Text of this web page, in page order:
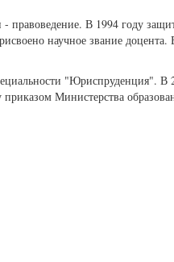
В 1994 году
научное звание доцента.
"Юриспруденция". В
Министерства